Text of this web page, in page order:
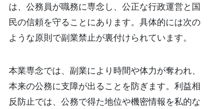
は、公務員が職務に専念し、公正な行政運営と国
民の信頼を守ることにあります。 具体的には次の
ような原則で副業禁止が裏付けられています。
本業専念では、副業により時間や体力が奪われ、
本来の公務に支障が出ることを防ぎます。利益相
反防止では、公務で得た地位や機密情報を私的な